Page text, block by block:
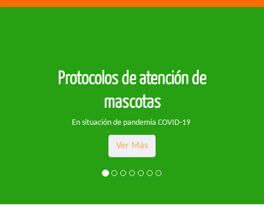
Protocolos de atención de
mascotas
En situación de pandemia COVID-19
Ver Más